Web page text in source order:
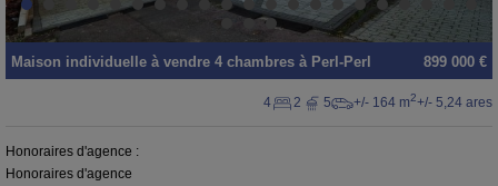
899 000 €
Maison individuelle à vendre 4 chambres à Perl-Perl
4 2 5 +/- 164 m2+/- 5,24 ares
Honoraires d'agence :
Honoraires d'agence